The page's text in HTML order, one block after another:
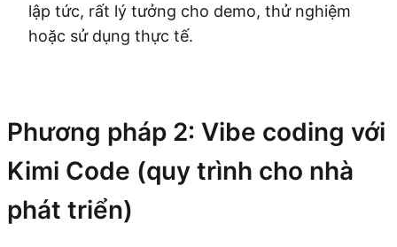
lập tức, rất lý tưởng cho demo, thử nghiệm
hoặc sử dụng thực tế.
Phương pháp 2: Vibe coding với
Kimi Code (quy trình cho nhà
phát triển)